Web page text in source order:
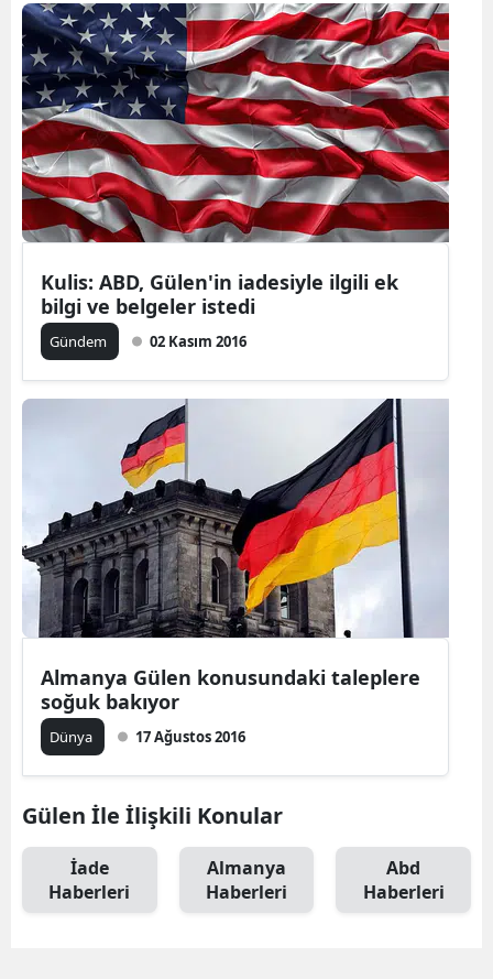
Kulis: ABD, Gülen'in iadesiyle ilgili ek
bilgi ve belgeler istedi
Gündem 02 Kasım 2016
Almanya Gülen konusundaki taleplere
soğuk bakıyor
Dünya 17 Ağustos 2016
Gülen İle İlişkili Konular
İade
Haberleri
Almanya
Haberleri
Abd
Haberleri